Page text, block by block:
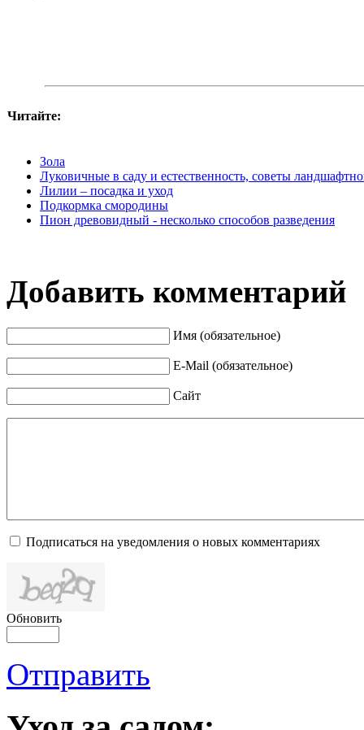
Читайте:
Зола
Луковичные в саду и естественность, советы
Лилии – посадка и уход
Подкормка смородины
Пион древовидный - несколько способов разведения
Добавить комментарий
Имя (обязательное)
E-Mail (обязательное)
Сайт
Подписаться на уведомления о новых комментариях
Обновить
Отправить